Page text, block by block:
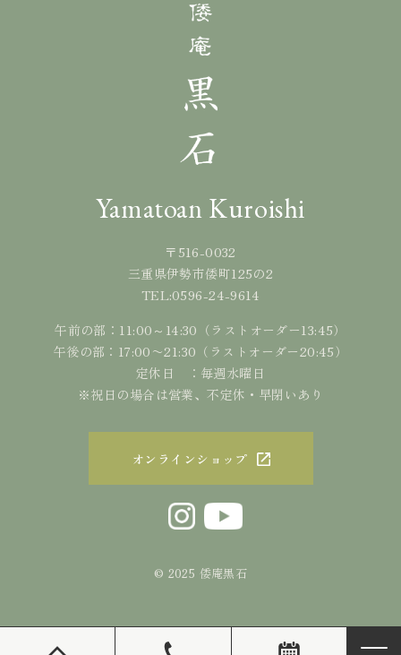
Yamatoan Kuroishi
〒516-0032
三重県伊勢市倭町125の2
TEL:0596-24-9614
午前の部：11:00～14:30（ラストオーダー13:45）
午後の部：17:00〜21:30（ラストオーダー20:45）
定休日 ：毎週水曜日
※祝日の場合は営業、不定休・早閉いあり
オンラインショップ
© 2025 倭庵黒石